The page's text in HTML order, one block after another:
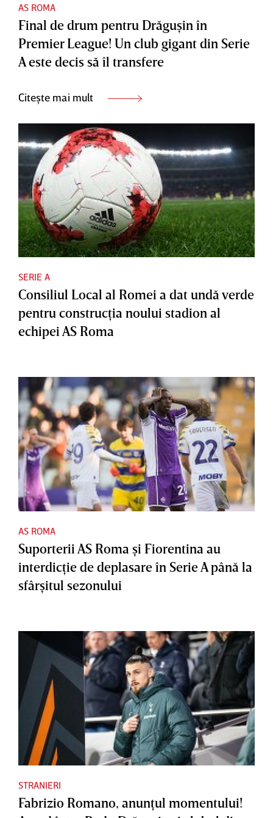
AS ROMA
Final de drum pentru Drăguşin în
Premier League! Un club gigant din Serie
A este decis să îl transfere
Citește mai mult
SERIE A
Consiliul Local al Romei a dat undă verde
pentru construcţia noului stadion al
echipei AS Roma
AS ROMA
Suporterii AS Roma şi Fiorentina au
interdicţie de deplasare în Serie A până la
sfârşitul sezonului
STRANIERI
Fabrizio Romano, anunţul momentului!